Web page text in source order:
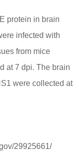
protein in brain
infected with
from mice
at 7 dpi. The brain
were collected at
29925661/